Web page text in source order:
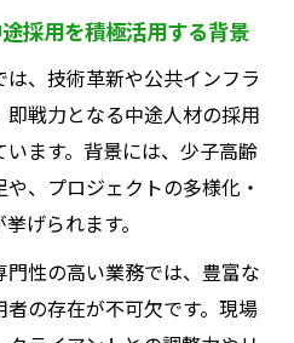
採用を積極活用する背景
、技術革新や公共インフラ
戦力となる中途人材の採用
ます。背景には、少子高齢
、プロジェクトの多様化・
げられます。
性の高い業務では、豊富な
の存在が不可欠です。現場